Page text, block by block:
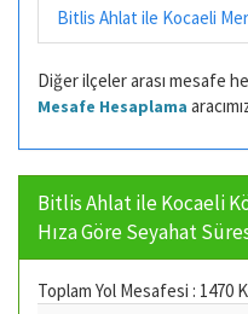
Bitlis Ahlat ile Kocaeli
Diğer ilçeler arası mesafe
Mesafe Hesaplama
Bitlis Ahlat ile Kocaeli
Hıza Göre Seyahat
Toplam Yol Mesafesi : 1470